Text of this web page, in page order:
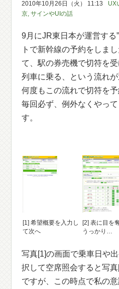
2010年10月26日（火） 11:13 UX
京,サインやUIの話
9月にJR東日本が運営する”
トで新幹線の予約をしま
て、駅の券売機で切符を
列車に乗る、という流れ
何度もこの流れで切符を
毎回必ず、例外なくやっ
す。
[1] 希望概要を入力し
て次へ
[2] 表に目を
うっかり…
写真[1]の画面で乗車日や
択して空席照会すると写
ですが、この時点で私の